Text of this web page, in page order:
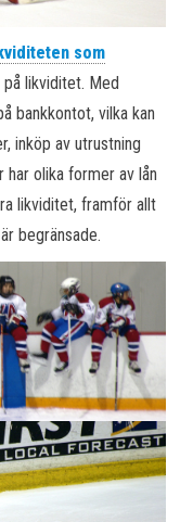
som
likviditet. Med
bankkontot, vilka kan
inköp av utrustning
har olika former av lån
likviditet, framför allt
begränsade.